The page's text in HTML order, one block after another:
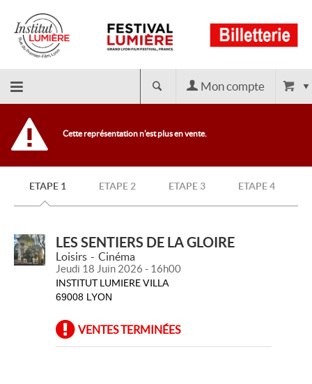
Retour
l'accueil
Mon compte
Cette représentation n'est plus en vente.
ETAPE 1 ETAPE 2 ETAPE 3 ETAPE 4
LES SENTIERS DE LA GLOIRE
Loisirs Cinéma
Jeudi 18 Juin 2026 - 16h00
INSTITUT LUMIERE VILLA
69008 LYON
VENTES TERMINÉES